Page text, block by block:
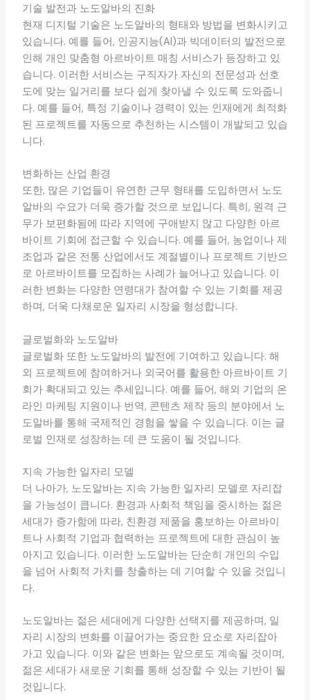
기술 발전과 노도알바의 진화
현재 디지털 기술은 노도알바의 형태와 방법을 변화시키고
있습니다. 예를 들어, 인공지능(AI)과 빅데이터의 발전으로
인해 개인 맞춤형 아르바이트 매칭 서비스가 등장하고 있
습니다. 이러한 서비스는 구직자가 자신의 전문성과 선호
도에 맞는 일거리를 보다 쉽게 찾아낼 수 있도록 도와줍니
다. 예를 들어, 특정 기술이나 경력이 있는 인재에게 최적화
된 프로젝트를 자동으로 추천하는 시스템이 개발되고 있습
니다.
변화하는 산업 환경
또한, 많은 기업들이 유연한 근무 형태를 도입하면서 노도
알바의 수요가 더욱 증가할 것으로 보입니다. 특히, 원격 근
무가 보편화됨에 따라 지역에 구애받지 않고 다양한 아르
바이트 기회에 접근할 수 있습니다. 예를 들어, 농업이나 제
조업과 같은 전통 산업에서도 계절별이나 프로젝트 기반으
로 아르바이트를 모집하는 사례가 늘어나고 있습니다. 이
러한 변화는 다양한 연령대가 참여할 수 있는 기회를 제공
하며, 더욱 다채로운 일자리 시장을 형성합니다.
글로벌화와 노도알바
글로벌화 또한 노도알바의 발전에 기여하고 있습니다. 해
외 프로젝트에 참여하거나 외국어를 활용한 아르바이트 기
회가 확대되고 있는 추세입니다. 예를 들어, 해외 기업의 온
라인 마케팅 지원이나 번역, 콘텐츠 제작 등의 분야에서 노
도알바를 통해 국제적인 경험을 쌓을 수 있습니다. 이는 글
로벌 인재로 성장하는 데 큰 도움이 될 것입니다.
지속 가능한 일자리 모델
더 나아가, 노도알바는 지속 가능한 일자리 모델로 자리잡
을 가능성이 큽니다. 환경과 사회적 책임을 중시하는 젊은
세대가 증가함에 따라, 친환경 제품을 홍보하는 아르바이
트나 사회적 기업과 협력하는 프로젝트에 대한 관심이 높
아지고 있습니다. 이러한 노도알바는 단순히 개인의 수입
을 넘어 사회적 가치를 창출하는 데 기여할 수 있을 것입니
다.
노도알바는 젊은 세대에게 다양한 선택지를 제공하며, 일
자리 시장의 변화를 이끌어가는 중요한 요소로 자리잡아
가고 있습니다. 이와 같은 변화는 앞으로도 계속될 것이며,
젊은 세대가 새로운 기회를 통해 성장할 수 있는 기반이 될
것입니다.